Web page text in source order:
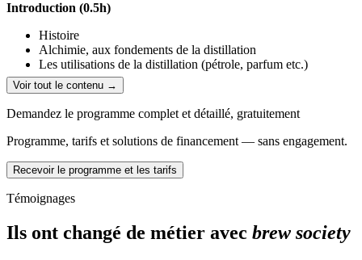
Introduction (0.5h)
Histoire
Alchimie, aux fondements de la distillation
Les utilisations de la distillation (pétrole, parfum etc.)
Notions physiques et chimiques du distillateur (1h)
L’enthalpie et états des matières
Pression de vapeur
Point de rosé
Point d’ébullition
Pression de vapeur
Point de rosé
Point d’ébullition
Isomérisations et changements moléculaires thermiques
Voir tout le contenu →
Demandez le programme complet et détaillé, gratuitement
Programme, tarifs et solutions de financement — sans engagement.
Recevoir le programme et les tarifs
Témoignages
Ils ont changé de métier avec brew society